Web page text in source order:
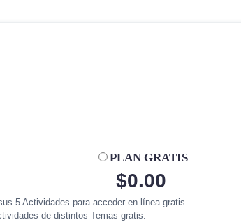
PLAN GRATIS
$0.00
5 Actividades para acceder en línea gratis.
de distintos Temas gratis.